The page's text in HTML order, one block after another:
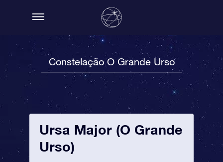
Constelação O Grande Urso
Ursa Major (O Grande
Urso)